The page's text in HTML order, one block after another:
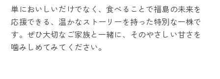
単においしいだけでなく、食べることで福島の未来を
応援できる、温かなストーリーを持った特別な一株で
す。ぜひ大切なご家族と一緒に、そのやさしい甘さを
噛みしめてみてください。